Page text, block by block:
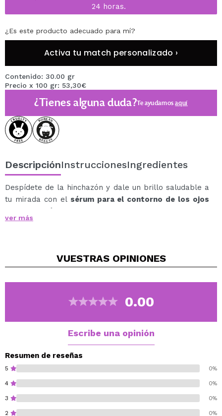
24 horas.
¿Es este producto adecuado para mí?
Activa tu match personalizado ›
Contenido: 30.00 gr
Precio x 100 gr: 53,30€
¿Tienes alguna duda?Te ayudamosaquí
DescripciónInstruccionesIngredientes
Despídete de la hinchazón y dale un brillo saludable a
tu mirada con el sérum para el contorno de los ojos
antihinchazón Depuff de OOTD Beauty
Diseñado para reducir bolsas y ojeras, este suero
logrando un contorno de ojos más firme, descansado y
Fórmula Avanzada para un Contorno de Ojos
Cafeína – Reduce la hinchazón y ayuda a tensar la
zona del contorno, mejorando el tono y la textura.
Textura ligera y de rápida absorción – No deja
sensación grasa ni pegajosa.
Beneficios Clave:
Reduce visiblemente la hinchazón y las bolsas
ver más
VUESTRAS OPINIONES
0.00
Escribe una opinión
Resumen de reseñas
5 0%
4 0%
3 0%
2 0%